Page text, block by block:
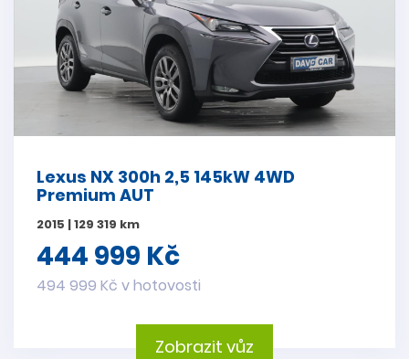
Lexus NX 300h 2,5 145kW 4WD
Premium AUT
2015 | 129 319 km
444 999 Kč
494 999 Kč v hotovosti
Zobrazit vůz